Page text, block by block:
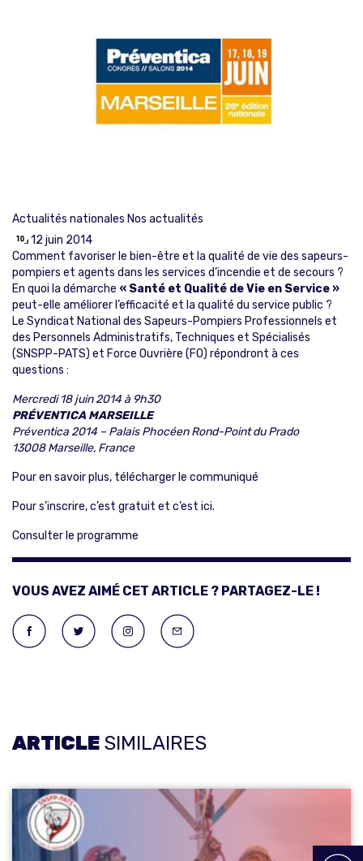
Actualités nationales Nos actualités
12 juin 2014
Comment favoriser le bien-être et la qualité de vie des sapeurs-
pompiers et agents dans les services d’incendie et de secours ?
En quoi la démarche « Santé et Qualité de Vie en Service »
peut-elle améliorer l’efficacité et la qualité du service public ?
Le Syndicat National des Sapeurs-Pompiers Professionnels et
des Personnels Administratifs, Techniques et Spécialisés
(SNSPP-PATS) et Force Ouvrière (FO) répondront à ces
questions :
Mercredi 18 juin 2014 à 9h30
PRÉVENTICA MARSEILLE
Préventica 2014 – Palais Phocéen Rond-Point du Prado
13008 Marseille, France
Pour en savoir plus, télécharger le communiqué
Pour s’inscrire, c’est gratuit et c’est ici.
Consulter le programme
VOUS AVEZ AIMÉ CET ARTICLE ? PARTAGEZ-LE !
ARTICLE SIMILAIRES